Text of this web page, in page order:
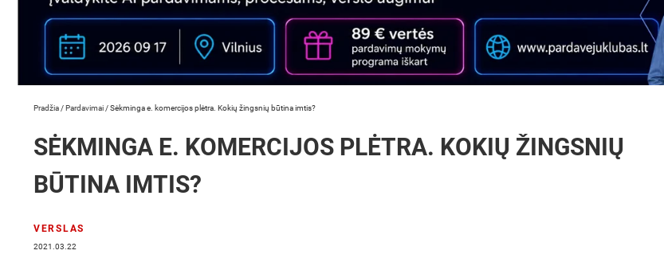
Pradžia /Pardavimai /Sėkminga e. komercijos plėtra. Kokių žingsnių būtina imtis?
SĖKMINGA E. KOMERCIJOS PLĖTRA. KOKIŲ ŽINGSNIŲ
BŪTINA IMTIS?
VERSLAS
2021.03.22